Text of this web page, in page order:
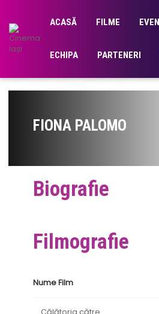
ACASĂ FILME
ECHIPA PARTENERI
FIONA PALOMO
Biografie
Filmografie
Nume Film